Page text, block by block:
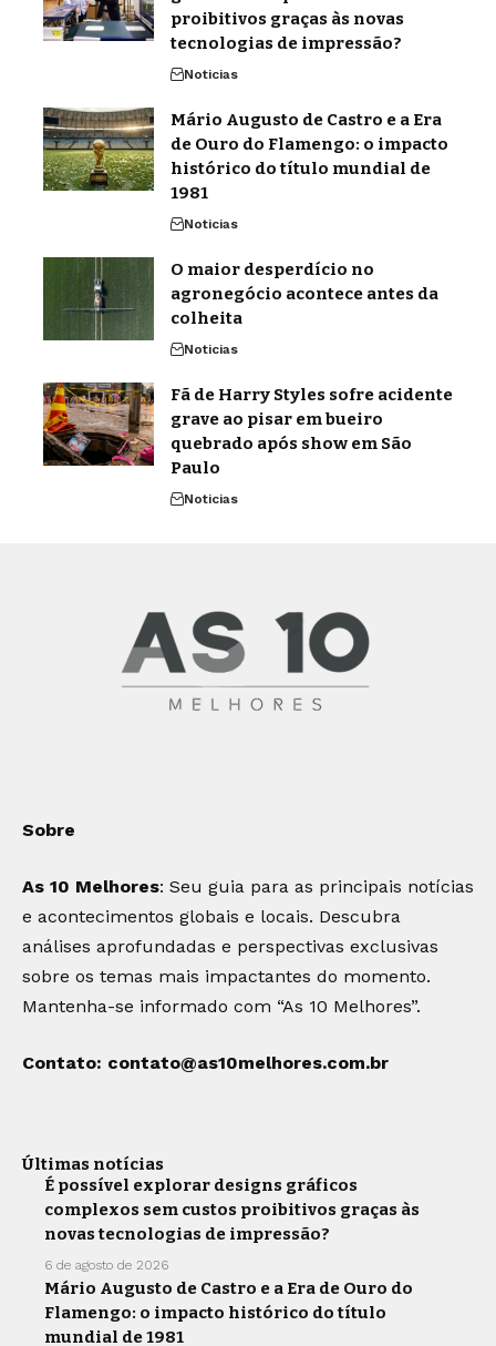
proibitivos graças às novas
tecnologias de impressão?
Noticias
Mário Augusto de Castro e a Era
de Ouro do Flamengo: o impacto
histórico do título mundial de
1981
Noticias
O maior desperdício no
agronegócio acontece antes da
colheita
Noticias
Fã de Harry Styles sofre acidente
grave ao pisar em bueiro
quebrado após show em São
Paulo
Noticias
Sobre
As 10 Melhores: Seu guia para as principais notícias
e acontecimentos globais e locais. Descubra
análises aprofundadas e perspectivas exclusivas
sobre os temas mais impactantes do momento.
Mantenha-se informado com “As 10 Melhores”.
Contato: contato@as10melhores.com.br
Últimas notícias
É possível explorar designs gráficos
complexos sem custos proibitivos graças às
novas tecnologias de impressão?
6 de agosto de 2026
Mário Augusto de Castro e a Era de Ouro do
Flamengo: o impacto histórico do título
mundial de 1981